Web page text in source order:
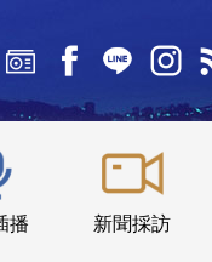
播 新聞採訪